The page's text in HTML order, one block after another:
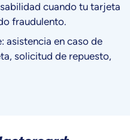
cuando tu tarjeta
fraudulento.
asistencia en caso de
solicitud de repuesto,